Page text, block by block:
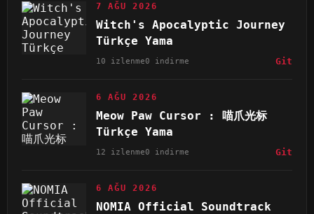
7 AĞU 2026
Witch's Apocalyptic Journey
Türkçe Yama
10 izlenme0 indirme Git
6 AĞU 2026
Meow Paw Cursor : 喵爪光标
Türkçe Yama
12 izlenme0 indirme Git
6 AĞU 2026
NOMIA Official Soundtrack